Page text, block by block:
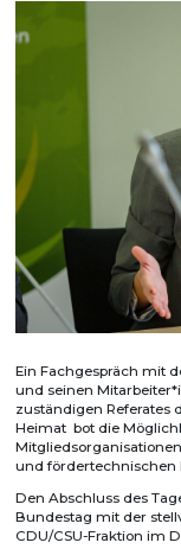
Ein Fachgespräch mit
und seinen
zuständigen Referates
Heimat bot die
und fördertechnischen
Den Abschluss des
Bundestag mit der
CDU/CSU-Fraktion im